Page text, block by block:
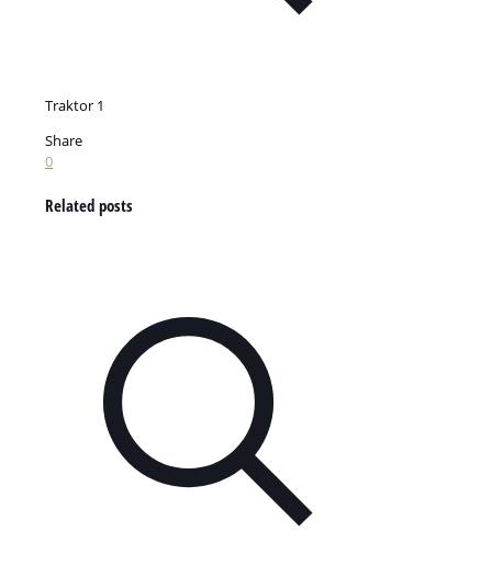
Traktor 1
Share
0
Related posts